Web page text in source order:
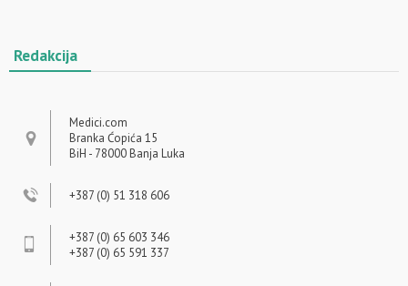
Redakcija
Medici.com
Branka Ćopića 15
BiH - 78000 Banja Luka
+387 (0) 51 318 606
+387 (0) 65 603 346
+387 (0) 65 591 337